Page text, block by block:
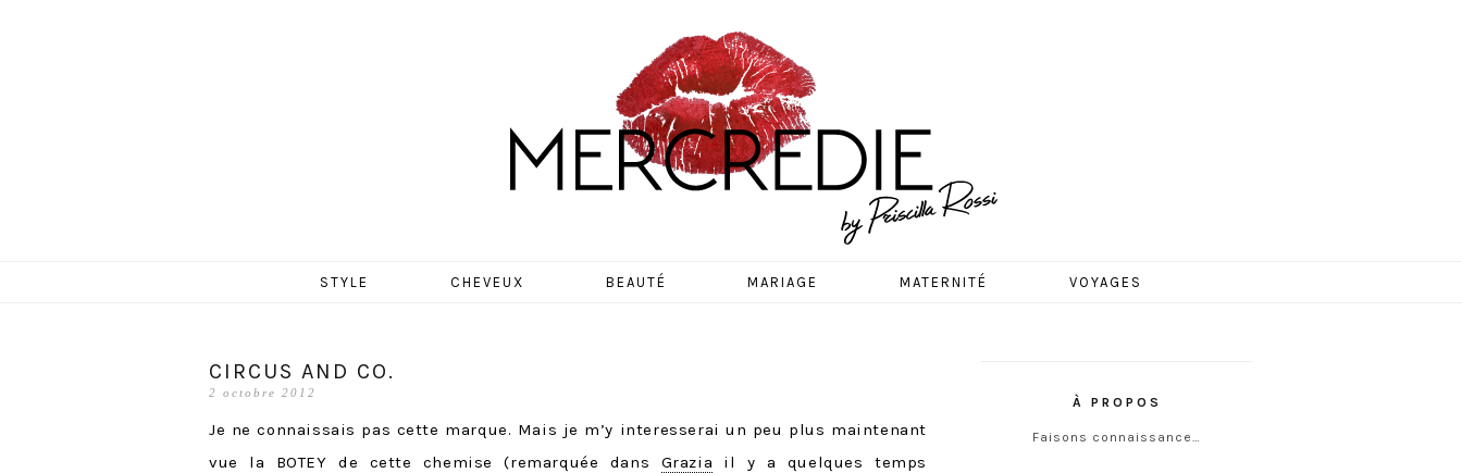
MERCREDIE
STYLE CHEVEUX BEAUTÉ MARIAGE MATERNITÉ VOYAGES
CIRCUS AND CO.
2 octobre 2012
Je ne connaissais pas cette marque. Mais je m’y interesserai un peu plus maintenant
vue la BOTEY de cette chemise (remarquée dans Grazia il y a quelques temps
À PROPOS
Faisons connaissance…